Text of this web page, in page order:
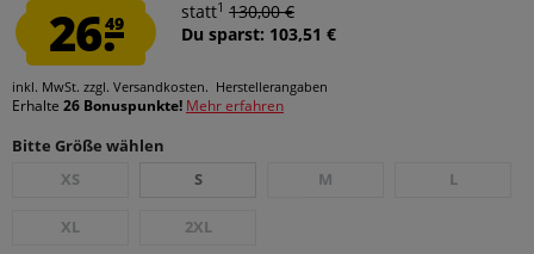
26.49
statt1 130,00 €
Du sparst: 103,51 €
inkl. MwSt. zzgl. Versandkosten. Herstellerangaben
Erhalte 26 Bonuspunkte! Mehr erfahren
Bitte Größe wählen
XS
S M L
XL 2XL